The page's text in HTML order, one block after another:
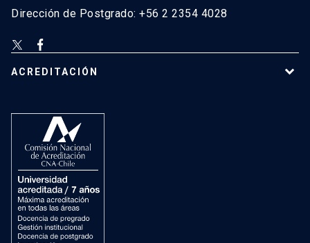
Dirección de Postgrado: +56 2 2354 4028
ACREDITACIÓN